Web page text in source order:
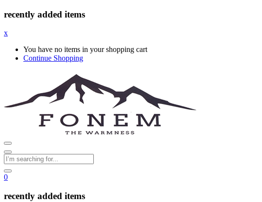
recently added items
x
You have no items in your shopping cart
Continue Shopping
0
recently added items